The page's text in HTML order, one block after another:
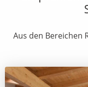
Aus den Bereichen